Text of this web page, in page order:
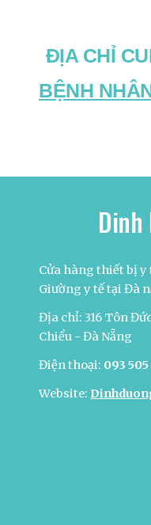
ĐỊA CHỈ
BỆNH
Dinh
Cửa hàng thiết bị y
Giường y tế tại Đà
Địa chỉ: 316 Tôn
Chiểu - Đà Nẵng
Điện thoại: 093
Website: